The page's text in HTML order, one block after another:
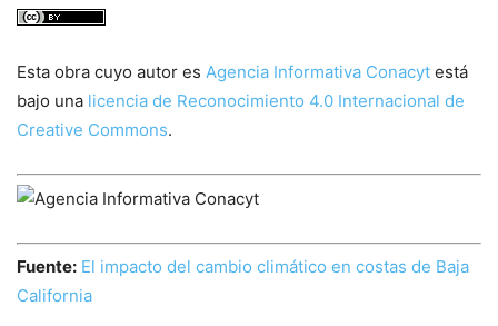
Esta obra cuyo autor es Agencia Informativa Conacyt está
bajo una licencia de Reconocimiento 4.0 Internacional de
Creative Commons.
Fuente: El impacto del cambio climático en costas de Baja
California